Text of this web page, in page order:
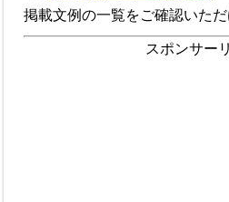
掲載文例の一覧をご確認いただ
スポンサー